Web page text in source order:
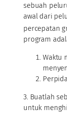
sebuah
awal dari
percepatan
program
Waktu
3. Buatlah
untuk